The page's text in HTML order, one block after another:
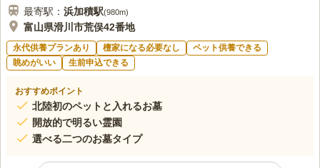
最寄駅： 浜加積駅(980m)
富山県滑川市荒俣42番地
永代供養プランあり 檀家になる必要なし
ペット供養できる
眺めがいい
生前申込できる
おすすめポイント
北陸初のペットと入れるお墓
開放的で明るい霊園
選べる二つのお墓タイプ